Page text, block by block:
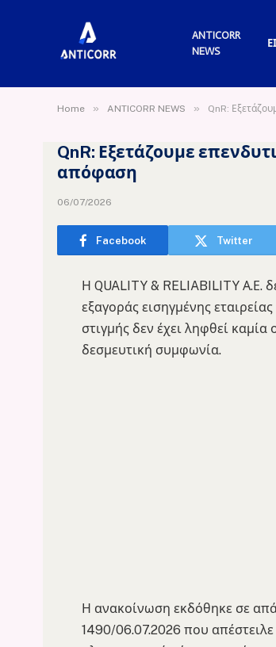
ANTICORR
NEWS
Home » ANTICORR NEWS » QnR:
QnR: Εξετάζουμε
απόφαση
06/07/2026
Facebook Twitter
Η QUALITY & RELIABILITY Α.Ε.
εξαγοράς εισηγμένης
στιγμής δεν έχει ληφθεί
δεσμευτική συμφωνία.
Η ανακοίνωση εκδόθηκε σε
1490/06.07.2026 που